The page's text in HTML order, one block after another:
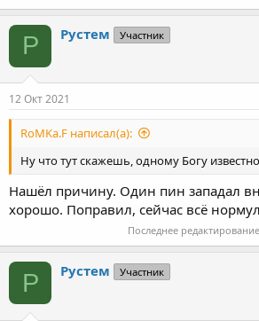
Р Рустем Участник
12 Окт 2021
RoMKa.F написал(а):
Ну что тут скажешь, одному Богу
Нашёл причину. Один пин западал
хорошо. Поправил, сейчас всё
Последнее
Р Рустем Участник